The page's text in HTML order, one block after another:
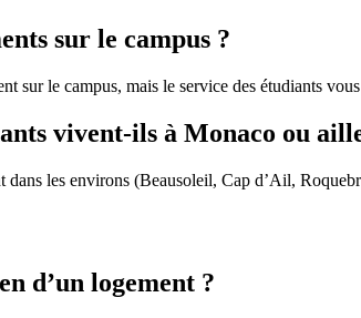
sur le campus ?
sur le campus, mais le service des étudiants
vivent-ils à Monaco ou
dans les environs (Beausoleil, Cap d’Ail,
d’un logement ?